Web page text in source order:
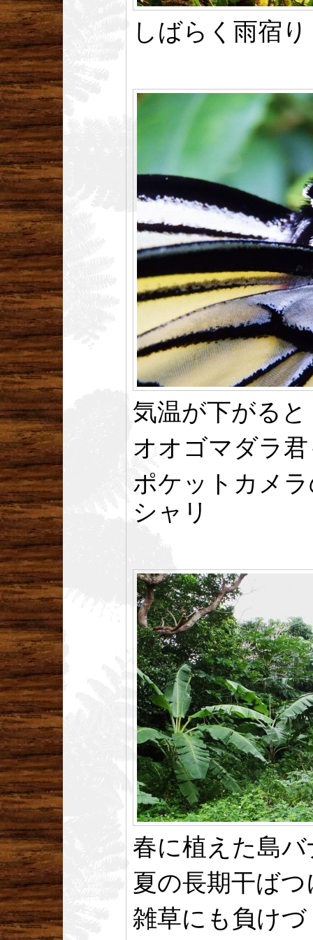
しばらく雨宿り
気温が下がると
オオゴマダラ
ポケットカメ
シャリ
春に植えた島
夏の長期干ば
雑草にも負けづ